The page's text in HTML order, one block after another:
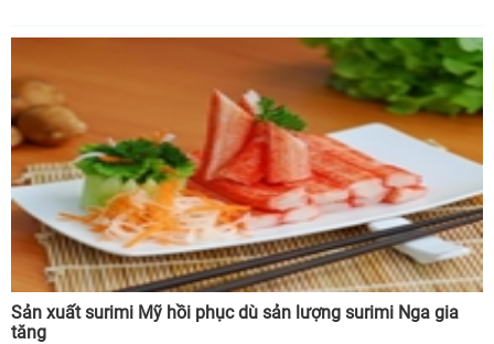
Sản xuất surimi Mỹ hồi phục dù sản lượng surimi Nga gia
tăng